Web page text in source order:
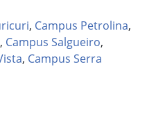
, Campus Petrolina,
, Campus Salgueiro,
, Campus Serra